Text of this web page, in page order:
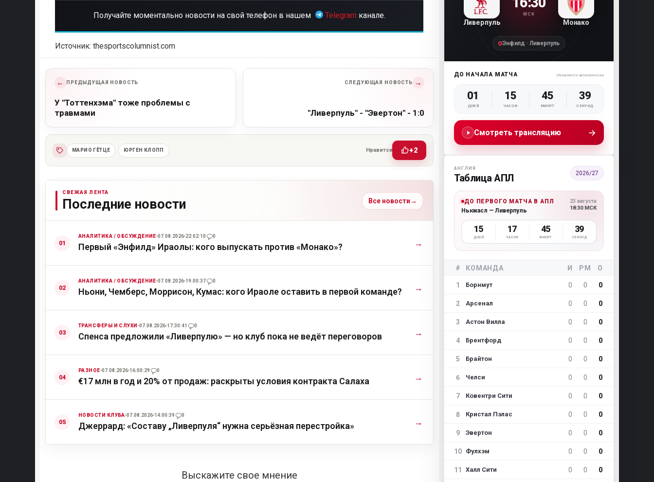
Получайте моментально новости на свой телефон в нашем Telegramканале.
Источник: thesportscolumnist.com
← ПРЕДЫДУЩАЯ НОВОСТЬ
У "Тоттенхэма" тоже проблемы с
травмами
СЛЕДУЮЩАЯ НОВОСТЬ →
"Ливерпуль" - "Эвертон" - 1:0
МАРИО ГЁТЦЕ ЮРГЕН КЛОПП Нравится +2
СВЕЖАЯ ЛЕНТА
Последние новости Все новости→
АНАЛИТИКА / ОБСУЖДЕНИЕ 07.08.2026 22:02:10 0
Первый «Энфилд» Ираолы: кого выпускать против «Монако»? →
АНАЛИТИКА / ОБСУЖДЕНИЕ 07.08.2026 19:00:37 0
Ньони, Чемберс, Моррисон, Кумас: кого Ираоле оставить в первой команде? →
ТРАНСФЕРЫ И СЛУХИ 07.08.2026 17:30:41 0
Спенса предложили «Ливерпулю» — но клуб пока не ведёт переговоров →
РАЗНОЕ 07.08.2026 16:00:29 0
€17 млн в год и 20% от продаж: раскрыты условия контракта Салаха →
НОВОСТИ КЛУБА 07.08.2026 14:00:39 0
Джеррард: «Составу „Ливерпуля“ нужна серьёзная перестройка» →
Выскажите свое мнение
Ливерпуль
МСК
Монако
Энфилд · Ливерпуль
ДО НАЧАЛА МАТЧА Обновляется автоматически
01
ДНЕЙ
15
ЧАСОВ
45
МИНУТ
38
СЕКУНД
Смотреть трансляцию →
АНГЛИЯ
Таблица АПЛ 2026/27
ДО ПЕРВОГО МАТЧА В АПЛ
Ньюкасл — Ливерпуль
23 августа
18:30 МСК
15
ДНЕЙ
17
ЧАСОВ
45
МИНУТ
38
СЕКУНД
# КОМАНДА И РМ О
1 Борнмут 0 0 0
2 Арсенал 0 0 0
3 Астон Вилла 0 0 0
4 Брентфорд 0 0 0
5 Брайтон 0 0 0
6 Челси 0 0 0
7 Ковентри Сити 0 0 0
8 Кристал Пэлас 0 0 0
9 Эвертон 0 0 0
10 Фулхэм 0 0 0
11 Халл Сити 0 0 0